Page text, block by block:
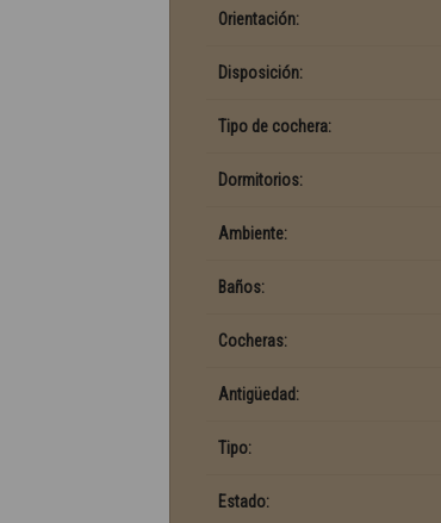
Orientación:
Disposición:
Tipo de cochera:
Dormitorios:
Ambiente:
Baños:
Cocheras:
Antigüedad:
Tipo:
Estado: